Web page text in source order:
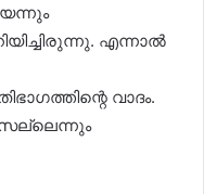
എന്നാൽ
വാദം.